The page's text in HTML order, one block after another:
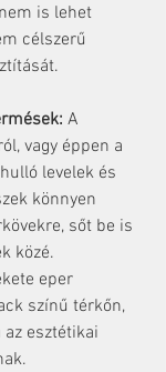
is lehet
célszerű
A
vagy éppen a
levelek és
könnyen
sőt be is
közé.
eper
színű térkőn,
esztétikai